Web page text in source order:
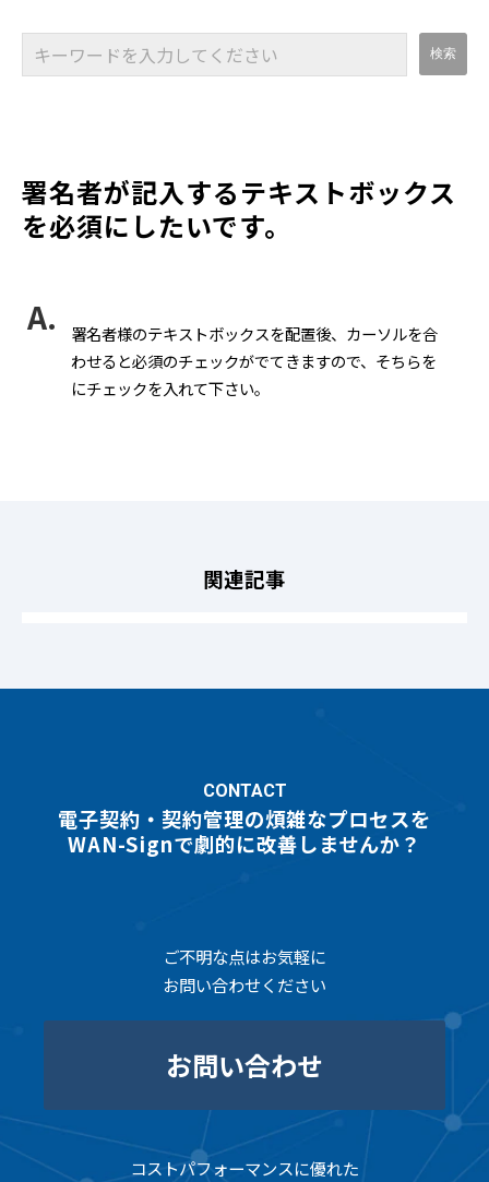
署名者が記入するテキストボックス
を必須にしたいです。
署名者様のテキストボックスを配置後、カーソルを合
わせると必須のチェックがでてきますので、そちらを
にチェックを入れて下さい。
関連記事
CONTACT
電子契約・契約管理の煩雑なプロセスを
WAN-Signで劇的に改善しませんか？
ご不明な点はお気軽に
お問い合わせください
お問い合わせ
コストパフォーマンスに優れた